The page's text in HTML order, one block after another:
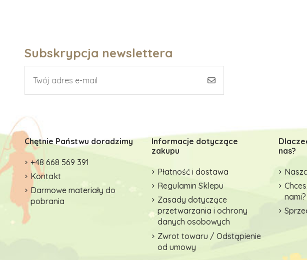
Subskrypcja newslettera
Chętnie Państwu doradzimy
+48 668 569 391
Kontakt
Darmowe materiały do
pobrania
Informacje dotyczące
zakupu
Płatność i dostawa
Regulamin Sklepu
Zasady dotyczące
przetwarzania i ochrony
danych osobowych
Zwrot towaru / Odstąpienie
od umowy
nas?
nami?